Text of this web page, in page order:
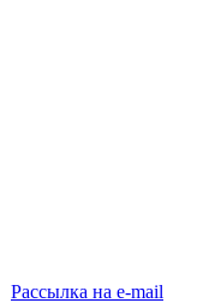
Рассылка на e-mail